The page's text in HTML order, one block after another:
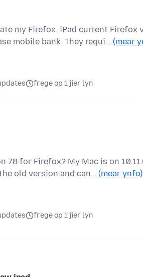
my Firefox. iPad current Firefox
mobile bank. They requi… (mear
frege op 1 jier lyn
for Firefox? My Mac is on
old version and can… (mear ynfo)
frege op 1 jier lyn